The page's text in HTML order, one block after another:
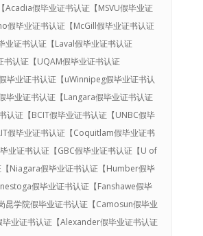
Acadia假毕业证书认证【MSVU假毕业证
假毕业证书认证【McGill假毕业证书认证
业证书认证【Laval假毕业证书认证
书认证【UQAM假毕业证书认证
毕业证书认证【uWinnipeg假毕业证书认
毕业证书认证【Langara假毕业证书认证
认证【BCIT假毕业证书认证【UNBC假毕
假毕业证书认证【Coquitlam假毕业证书
业证书认证【GBC假毕业证书认证【U of
【Niagara假毕业证书认证【Humber假毕
假毕业证书认证【Fanshawe假毕
昆学院假毕业证书认证【Camosun假毕业
毕业证书认证【Alexander假毕业证书认证